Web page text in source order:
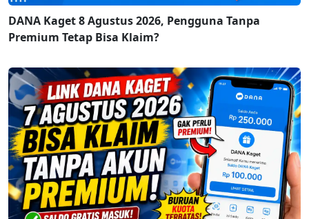
DANA Kaget 8 Agustus 2026, Pengguna Tanpa
Premium Tetap Bisa Klaim?